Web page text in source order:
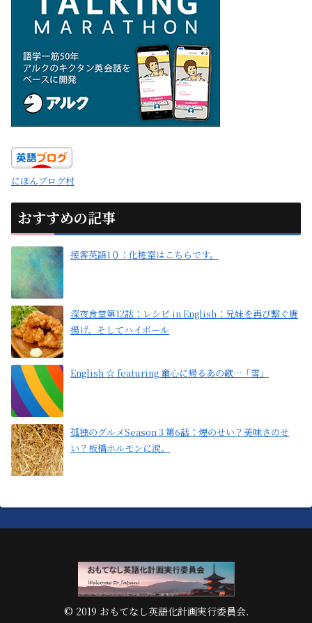
にほんブログ村
おすすめの記事
接客英語1０：化粧室はこちらです。
深夜食堂第12話：レシピ in English：兄妹を再び繋ぐ唐
揚げ、そしてハイボール
English ☆ featuring 童心に帰るあの歌…「雪」
孤独のグルメSeason 3 第6話：煙のせい？美味さのせ
い？板橋ホルモンに涙。
© 2019 おもてなし英語化計画実行委員会.